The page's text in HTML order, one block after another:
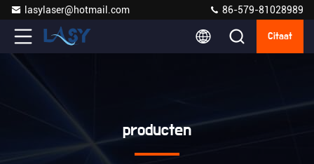
lasylaser@hotmail.com 86-579-81028989
Citaat
producten